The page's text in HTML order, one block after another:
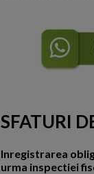
SFATURI
Inregistrarea
urma inspectiei